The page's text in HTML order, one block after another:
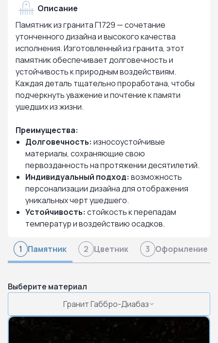
Описание
Памятник из гранита Г1729 — сочетание
утонченного дизайна и высокого качества
исполнения. Изготовленный из гранита, этот
памятник обеспечивает долговечность и
устойчивость к природным воздействиям.
Каждая деталь тщательно проработана, чтобы
подчеркнуть уважение и почтение к памяти
ушедших из жизни.
Преимущества:
Долговечность: износоустойчивые
материалы, сохраняющие свою
первозданность на протяжении десятилетий.
Индивидуальный подход: возможность
персонализации дизайна для отображения
уникальных черт ушедшего.
Устойчивость: стойкость к перепадам
температур и воздействию осадков.
1 Памятник 2 Цветник 3 Оформление
Выберите материал
Гранит Габбро-Диабаз